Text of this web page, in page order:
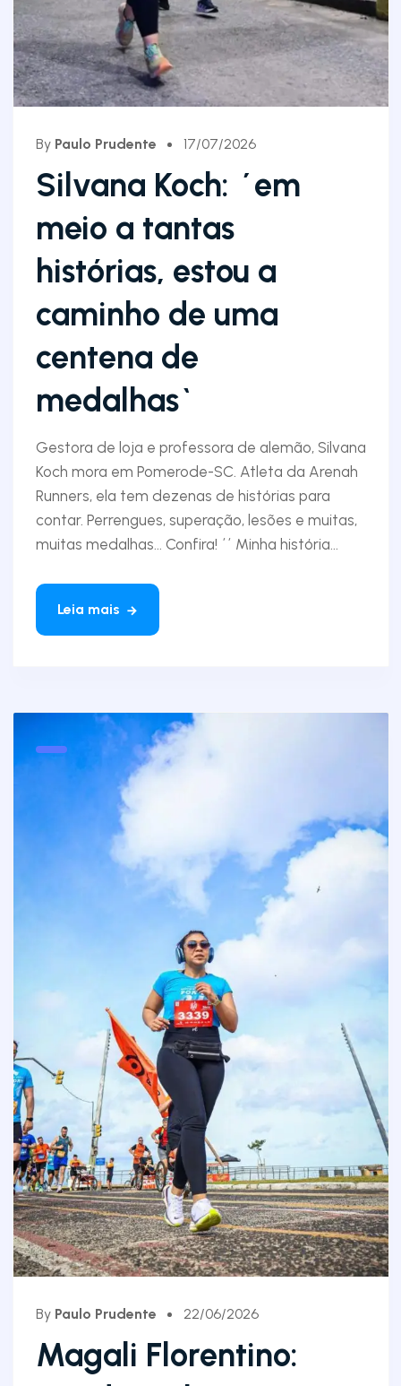
By Paulo Prudente 17/07/2026
Silvana Koch: ´em
meio a tantas
histórias, estou a
caminho de uma
centena de
medalhas`
Gestora de loja e professora de alemão, Silvana
Koch mora em Pomerode-SC. Atleta da Arenah
Runners, ela tem dezenas de histórias para
contar. Perrengues, superação, lesões e muitas,
muitas medalhas... Confira! ´´ Minha história...
Leia mais
By Paulo Prudente 22/06/2026
Magali Florentino: